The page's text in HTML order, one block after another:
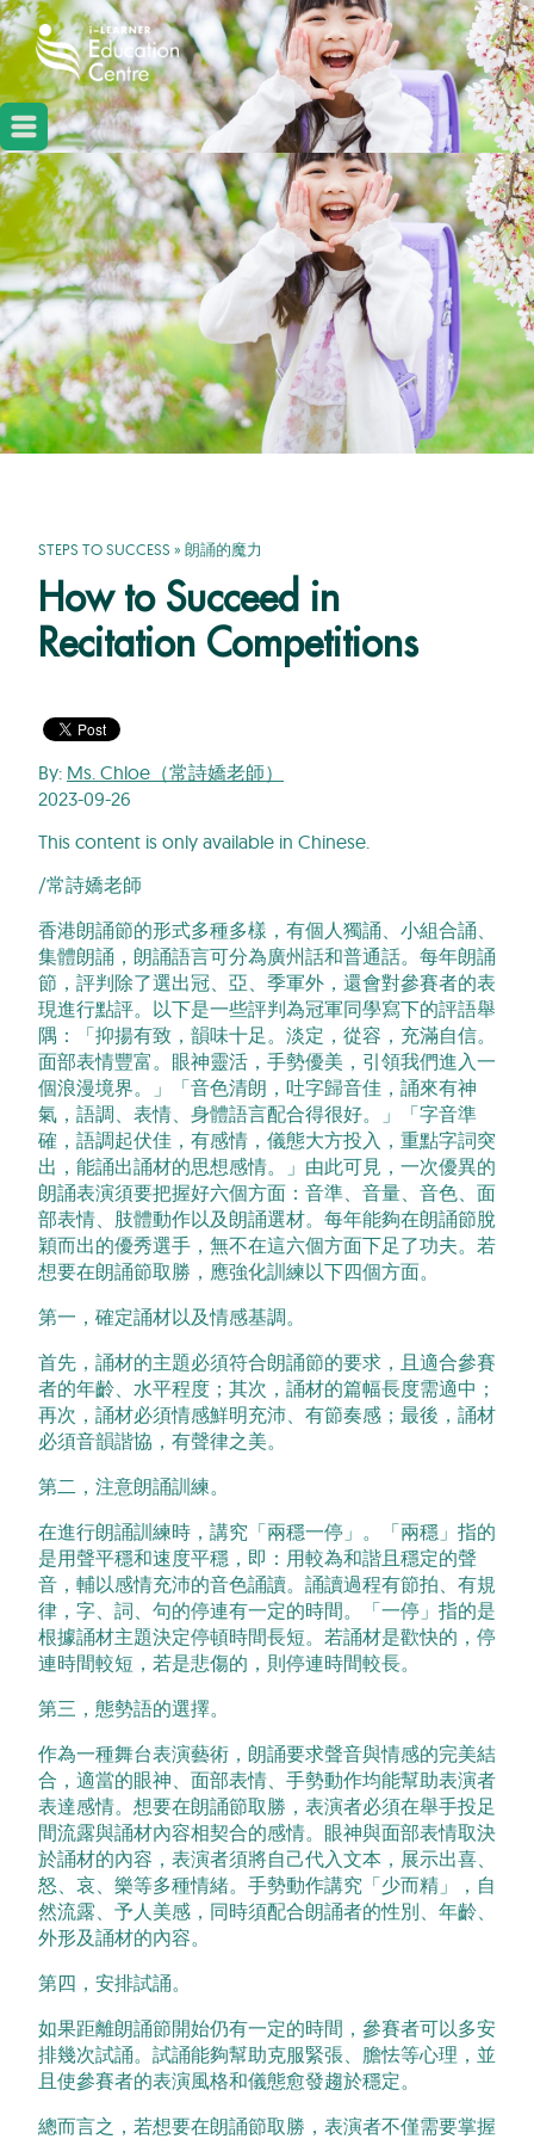
STEPS TO SUCCESS » 朗誦的魔力
How to Succeed in
Recitation Competitions
By: Ms. Chloe（常詩嬌老師）
2023-09-26
This content is only available in Chinese.
/常詩嬌老師
香港朗誦節的形式多種多樣，有個人獨誦、小組合誦、
集體朗誦，朗誦語言可分為廣州話和普通話。每年朗誦
節，評判除了選出冠、亞、季軍外，還會對參賽者的表
現進行點評。以下是一些評判為冠軍同學寫下的評語舉
隅：「抑揚有致，韻味十足。淡定，從容，充滿自信。
面部表情豐富。眼神靈活，手勢優美，引領我們進入一
個浪漫境界。」「音色清朗，吐字歸音佳，誦來有神
氣，語調、表情、身體語言配合得很好。」「字音準
確，語調起伏佳，有感情，儀態大方投入，重點字詞突
出，能誦出誦材的思想感情。」由此可見，一次優異的
朗誦表演須要把握好六個方面：音準、音量、音色、面
部表情、肢體動作以及朗誦選材。每年能夠在朗誦節脫
穎而出的優秀選手，無不在這六個方面下足了功夫。若
想要在朗誦節取勝，應強化訓練以下四個方面。
第一，確定誦材以及情感基調。
首先，誦材的主題必須符合朗誦節的要求，且適合參賽
者的年齡、水平程度；其次，誦材的篇幅長度需適中；
再次，誦材必須情感鮮明充沛、有節奏感；最後，誦材
必須音韻諧協，有聲律之美。
第二，注意朗誦訓練。
在進行朗誦訓練時，講究「兩穩一停」。「兩穩」指的
是用聲平穩和速度平穩，即：用較為和諧且穩定的聲
音，輔以感情充沛的音色誦讀。誦讀過程有節拍、有規
律，字、詞、句的停連有一定的時間。「一停」指的是
根據誦材主題決定停頓時間長短。若誦材是歡快的，停
連時間較短，若是悲傷的，則停連時間較長。
第三，態勢語的選擇。
作為一種舞台表演藝術，朗誦要求聲音與情感的完美結
合，適當的眼神、面部表情、手勢動作均能幫助表演者
表達感情。想要在朗誦節取勝，表演者必須在舉手投足
間流露與誦材內容相契合的感情。眼神與面部表情取決
於誦材的內容，表演者須將自己代入文本，展示出喜、
怒、哀、樂等多種情緒。手勢動作講究「少而精」，自
然流露、予人美感，同時須配合朗誦者的性別、年齡、
外形及誦材的內容。
第四，安排試誦。
如果距離朗誦節開始仍有一定的時間，參賽者可以多安
排幾次試誦。試誦能夠幫助克服緊張、膽怯等心理，並
且使參賽者的表演風格和儀態愈發趨於穩定。
總而言之，若想要在朗誦節取勝，表演者不僅需要掌握